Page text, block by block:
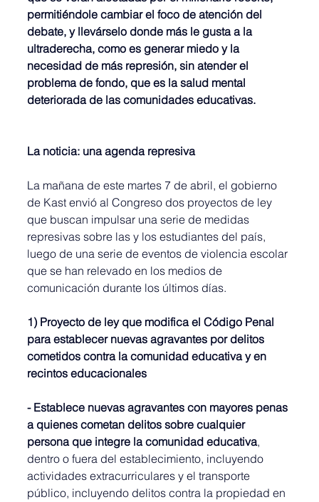
permitiéndole cambiar el foco de atención del
debate, y llevárselo donde más le gusta a la
ultraderecha, como es generar miedo y la
necesidad de más represión, sin atender el
problema de fondo, que es la salud mental
deteriorada de las comunidades educativas.
La noticia: una agenda represiva
La mañana de este martes 7 de abril, el gobierno
de Kast envió al Congreso dos proyectos de ley
que buscan impulsar una serie de medidas
represivas sobre las y los estudiantes del país,
luego de una serie de eventos de violencia escolar
que se han relevado en los medios de
comunicación durante los últimos días.
1) Proyecto de ley que modifica el Código Penal
para establecer nuevas agravantes por delitos
cometidos contra la comunidad educativa y en
recintos educacionales
- Establece nuevas agravantes con mayores penas
a quienes cometan delitos sobre cualquier
persona que integre la comunidad educativa,
dentro o fuera del establecimiento, incluyendo
actividades extracurriculares y el transporte
público, incluyendo delitos contra la propiedad en